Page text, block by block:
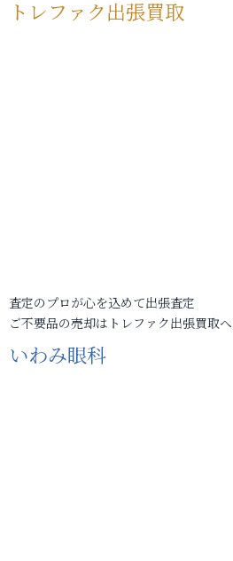
トレファク出張買取
査定のプロが心を込めて出張査定
ご不要品の売却はトレファク出張買取へ
いわみ眼科